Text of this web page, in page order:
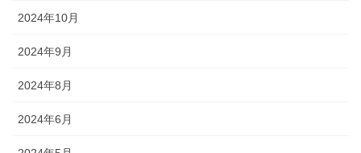
2024年10月
2024年9月
2024年8月
2024年6月